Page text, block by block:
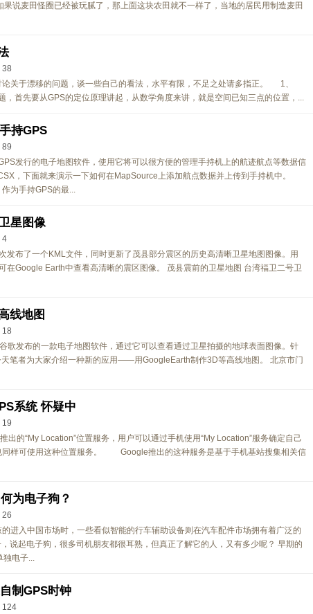
说麦田怪圈已经被玩腻了，那上面这块农田就不一样了，当地的居民用制造麦田
38
关于漂移的问题，谈一些自己的看法，水平有限，不足之处请多指正。 1、
首先要从GPS的定位原理讲起，从数学角度来讲，就是空间已知三点的位置，...
持GPS
89
发行的电子地图软件，使用它将可以很方便的管理手持机上的航迹航点等数据信
，下面就来演示一下如何在MapSource上添加航点数据并上传到手持机中。
为手持GPS的最...
星图像
4
发布了一个KML文件，同时更新了茂县部分震区的历史高清晰卫星地图图像。用
在Google Earth中查看高清晰的震区图像。 茂县震前的卫星地图 台湾福卫二号卫
线地图
18
歌发布的一款电子地图软件，通过它可以查看通过卫星拍摄的地球表面图像。针
笔者为大家介绍一种新的应用——用GoogleEarth制作3D等高线地图。 北京市门
系统 怀疑中
19
出的“My Location”位置服务，用户可以通过手机使用“My Location”服务确定自己
同样可使用这种位置服务。 Google推出的这种服务是基于手机基站搜集相关信
为电子狗？
26
进入中国市场时，一些看似智能的行车辅助设备则在汽车配件市场拥有着广泛的
说起电子狗，很多司机朋友都很耳熟，但真正了解它的人，又有多少呢？ 早期的
电子...
制GPS时钟
124